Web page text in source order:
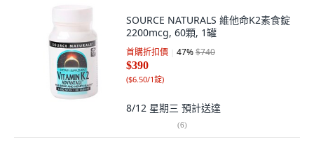
SOURCE NATURALS 維他命K2素食錠
2200mcg, 60顆, 1罐
首購折扣價 47%$740
$390
($6.50/1錠)
8/12 星期三 預計送達
(6)